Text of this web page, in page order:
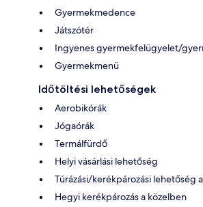
Gyermekmedence
Játszótér
Ingyenes gyermekfelügyelet/
Gyermekmenü
Időtöltési lehetőségek
Aerobikórák
Jógaórák
Termálfürdő
Helyi vásárlási lehetőség
Túrázási/kerékpározási lehetőség
Hegyi kerékpározás a közelben